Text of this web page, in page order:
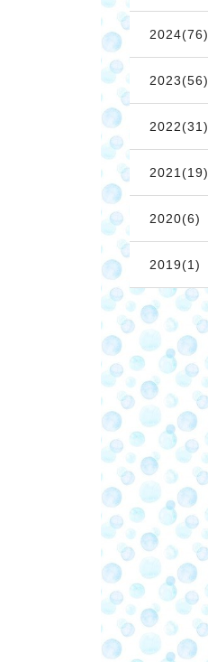
2024(76)
2023(56)
2022(31)
2021(19)
2020(6)
2019(1)